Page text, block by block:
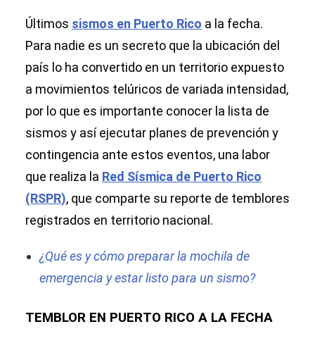
Últimos sismos en Puerto Rico a la fecha.
Para nadie es un secreto que la ubicación del
país lo ha convertido en un territorio expuesto
a movimientos telúricos de variada intensidad,
por lo que es importante conocer la lista de
sismos y así ejecutar planes de prevención y
contingencia ante estos eventos, una labor
que realiza la Red Sísmica de Puerto Rico
(RSPR), que comparte su reporte de temblores
registrados en territorio nacional.
¿Qué es y cómo preparar la mochila de
emergencia y estar listo para un sismo?
TEMBLOR EN PUERTO RICO A LA FECHA